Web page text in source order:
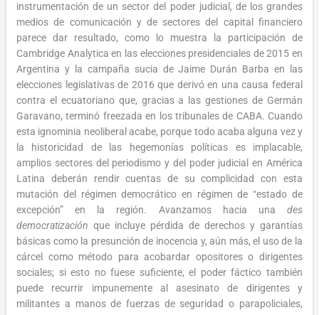
instrumentación de un sector del poder judicial, de los grandes
medios de comunicación y de sectores del capital financiero
parece dar resultado, como lo muestra la participación de
Cambridge Analytica en las elecciones presidenciales de 2015 en
Argentina y la campaña sucia de Jaime Durán Barba en las
elecciones legislativas de 2016 que derivó en una causa federal
contra el ecuatoriano que, gracias a las gestiones de Germán
Garavano, terminó freezada en los tribunales de CABA. Cuando
esta ignominia neoliberal acabe, porque todo acaba alguna vez y
la historicidad de las hegemonías políticas es implacable,
amplios sectores del periodismo y del poder judicial en América
Latina deberán rendir cuentas de su complicidad con esta
mutación del régimen democrático en régimen de “estado de
excepción” en la región. Avanzamos hacia una des
democratización que incluye pérdida de derechos y garantías
básicas como la presunción de inocencia y, aún más, el uso de la
cárcel como método para acobardar opositores o dirigentes
sociales; si esto no fuese suficiente, el poder fáctico también
puede recurrir impunemente al asesinato de dirigentes y
militantes a manos de fuerzas de seguridad o parapoliciales,